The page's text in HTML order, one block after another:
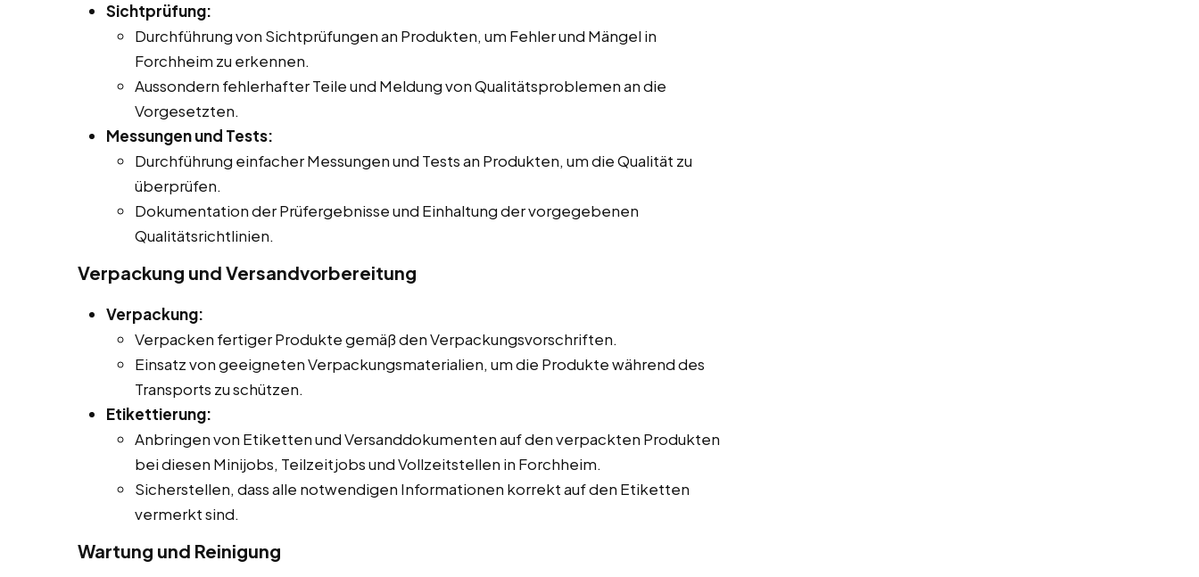
Sichtprüfung:
Durchführung von Sichtprüfungen an Produkten, um Fehler und Mängel in
Forchheim zu erkennen.
Aussondern fehlerhafter Teile und Meldung von Qualitätsproblemen an die
Vorgesetzten.
Messungen und Tests:
Durchführung einfacher Messungen und Tests an Produkten, um die Qualität zu
überprüfen.
Dokumentation der Prüfergebnisse und Einhaltung der vorgegebenen
Qualitätsrichtlinien.
Verpackung und Versandvorbereitung
Verpackung:
Verpacken fertiger Produkte gemäß den Verpackungsvorschriften.
Einsatz von geeigneten Verpackungsmaterialien, um die Produkte während des
Transports zu schützen.
Etikettierung:
Anbringen von Etiketten und Versanddokumenten auf den verpackten Produkten
bei diesen Minijobs, Teilzeitjobs und Vollzeitstellen in Forchheim.
Sicherstellen, dass alle notwendigen Informationen korrekt auf den Etiketten
vermerkt sind.
Wartung und Reinigung